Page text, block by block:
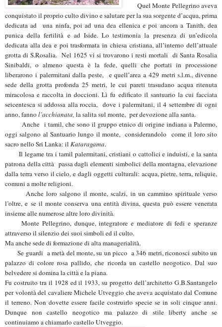
Quel Monte Pellegrino aveva
conquistato il proprio culto divino e salutare per la sua sorgente d’acqua, prima
dedicata ad una ninfa, poi ad una dea ellenica e poi ancora a Tanith, dea
punica della fertilità e ad Iside.Lo testimonia la presenza di un’edicola
dedicata alla dea e poi trasformata in chiesa cristiana, all’interno dell’attuale
grotta di S.Rosalia. Nel 1625 vi si trovarono i resti mortali di Santa Rosalia
Sinibaldi, o almeno questa è la fede, quelli che portati in processione
liberarono i palermitani dalla peste, e quell’area a 429 metri s.l.m., divenne
sede della grotta profonda 25 metri, le cui pareti trasudano acqua ritenuta
miracolosa e raccolta in doccioni. Lì fu edificato il santuario la cui facciata
seicentesca si addossa alla roccia, dove i palermitani, il 4 settembre di ogni
anno, fannol’acchianata, la salitasul monte, per devozione alla santa.
Anche i tamil, che sono il gruppo etnico di origine indiana a Palermo,
oggi salgono al Santuario lungo il monte, considerandolo come il loro sito
sacro nello Sri Lanka: il Kataragama.
Il legame tra i tamil palermitani, cristiani o cattolici e induisti, e la santa
patrona della città passa dagli elementi simbolici della montagna, elevazione
dalla terra verso il cielo, e dagli oggetti culturali: acqua, pietre, terra, reliquie,
comuni a molte religioni.
Anche loro salgono il monte, scalzi, in un cammino spirituale verso
l’oltre, e se il monte conserva una entità divina, questa può essere venerata
insieme alle numerose altre loro divinità.
Monte Pellegrino, dunque, integratore e mediatore di fedi e speranze
attraverso il silenzio dei suoi simboli ed il culto.
Ma anche sede di formazionedi alta managerialità.
Se guardi a metà del monte, su un picco a 346 metri, riconosci subito un
palazzo di colore rosa pallido, che ricorda un castello neogotico. Dal suo
belvedere si domina la città e la piana.
Fu costruito tra il 1928 ed il 1933, su progetto dell’architetto G.B.Santangelo
per volontà del cavaliere Michele Utveggio che aveva acquistato dal Comune
il terreno. Non dovette essere facile costruirlo specie se in soli cinque anni.
Dunque non castello neogotico ma palazzo di stile liberty anche se
continuiamo a chiamarlo castello Utveggio.